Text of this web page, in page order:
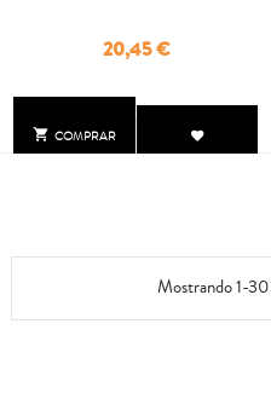
 COMPRAR
Precio
20,45 €
Mostrando 1-